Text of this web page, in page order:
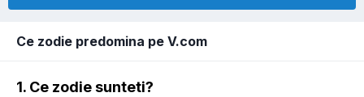
Ce zodie predomina pe V.com
1. Ce zodie sunteti?